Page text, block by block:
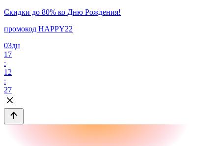
Скидки до 80% ко Дню Рождения!
промокод HAPPY22
03дн
17
:
12
:
27